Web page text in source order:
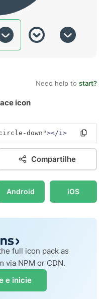
Need help to start?
icon
down"></i>
Compartilhe
Android iOS
full icon pack as
via NPM or CDN.
e inicie